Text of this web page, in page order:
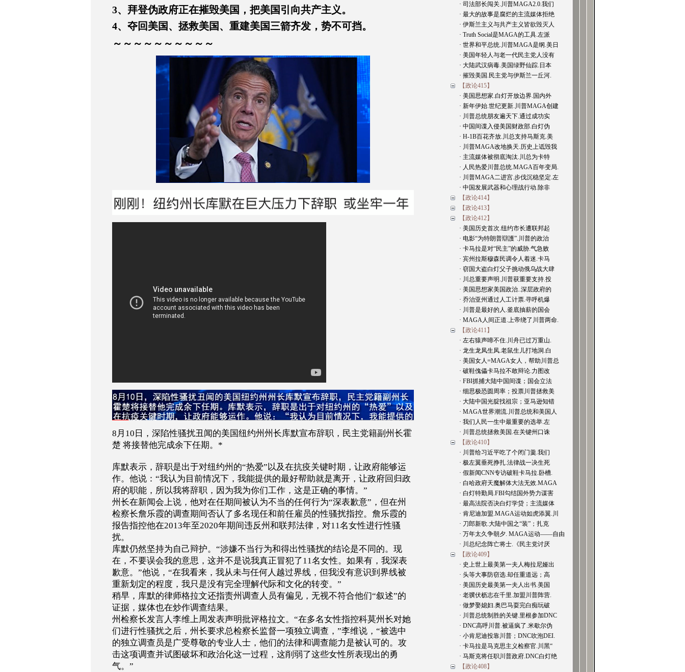
3、拜登伪政府正在摧毁美国，把美国引向共产主义。
4、夺回美国、拯救美国、重建美国三箭齐发，势不可挡。
～～～～～～～～～～
8 月 10 日，深陷性骚扰丑闻的美国纽约州州长库默宣布辞职，民主党籍副州长霍
楚 将接替他完成余下任期。 *
库默表示，辞职是出于对纽约州的“热爱”以及在抗疫关键时期，让政府能够运
作。他说： “我认为目前情况下，我能提供的最好帮助就是离开，让政府回归政
府的职能，所以我将辞职，因为我为你们工作，这是正确的事情。 ”
州长在新闻会上说，他对在任期间被认为不当的任何行为“深表歉意” ，但在州
检察长詹乐霞的调查期间否认了多名现任和前任雇员的性骚扰指控。詹乐霞的
报告指控他在2013年至2020年期间违反州和联邦法律，对11名女性进行性骚
扰。
库默仍然坚持为自己辩护。 “涉嫌不当行为和得出性骚扰的结论是不同的。现
在，不要误会我的意思，这并不是说我真正冒犯了11名女性。如果有，我深表
歉意。 ”他说， “在我看来，我从未与任何人越过界线，但我没有意识到界线被
重新划定的程度，我只是没有完全理解代际和文化的转变。 ”
稍早，库默的律师格拉文还指责州调查人员有偏见，无视不符合他们“叙述”的
证据，媒体也在炒作调查结果。
州检察长发言人李维上周发表声明批评格拉文。 “在多名女性指控科莫州长对她
们进行性骚扰之后，州长要求总检察长监督一项独立调查， ”李维说， “被选中
的独立调查员是广受尊敬的专业人士，他们的法律和调查能力是被认可的。攻
击这项调查并试图破坏和政治化这一过程，这削弱了这些女性所表现出的勇
气。 ”
· 司法部长闯关.川普MAGA2.0.我们
· 最大的故事是腐烂的主流媒体拒绝
· 伊斯兰主义与共产主义皆欲毁灭人
· Truth Social是MAGA的工具.左派
· 世界和平总统.川普MAGA是纲.美日
· 美国年轻人与老一代民主党人没有
· 大陆武汉病毒.美国绿野仙踪.日本
· 摧毁美国.民主党与伊斯兰一丘河.
【政论415】
· 美国思想家.白灯开放边界.国内外
· 新年伊始.世纪更新.川普MAGA创建
· 川普总统朋友遍天下.通过成功实
· 中国间谍入侵美国财政部.白灯伪
· H-1B百花齐放.川总支持马斯克.美
· 川普MAGA改地换天.历史上诋毁我
· 主流媒体被彻底淘汰.川总为卡特
· 人民热爱川普总统.MAGA百年变局.
· 川普MAGA二进宫.步伐沉稳坚定.左
· 中国发展武器和心理战行动.除非
【政论414】
【政论413】
【政论412】
· 美国历史首次.纽约市长遭联邦起
· 电影“为特朗普辯護”.川普的政治
· 卡马拉是对“民主”的威胁.气急败
· 宾州拉斯穆森民调令人着迷.卡马
· 窃国大盗白灯父子挑动俄乌战大肆
· 川总重要声明.川普获重要支持.投
· 美国思想家美国政治..深层政府的
· 乔治亚州通过人工计票.寻呼机爆
· 川普是最好的人.釜底抽薪的国会
· MAGA人间正道.上帝绕了川普两命.
【政论411】
· 左右猿声啼不住.川舟已过万重山.
· 龙生龙凤生凤.老鼠生儿打地洞.白
· 美国女人=MAGA女人，帮助川普总
· 破鞋傀儡卡马拉不敢辩论.力图改
· FBI抓捕大陆中国间谍；国会立法
· 细思极恐圆周率；投票川普拯救美
· 大陆中国光腚找祖宗；亚马逊知错
· MAGA世界潮流.川普总统和美国人
· 我们人民一生中最重要的选举.左
· 川普总统拯救美国.在关键州口诛
【政论410】
· 川普给习近平吃了个闭门羹.我们
· 极左翼垂死挣扎.法律战一决生死
· 假新闻CNN专访破鞋卡马拉.卧槽.
· 白哈政府天魔解体大法无效.MAGA
· 白灯特勤局.FBI勾结国外势力谋害
· 最高法院否决白灯学贷；主流媒体
· 肯尼迪加盟.MAGA运动如虎添翼.川
· 刀郎新歌.大陆中国之“装”；扎克
· 万年太久争朝夕. MAGA运动——自由
· 川总纪念阵亡将士.《民主党讨厌
【政论409】
· 史上世上最美第一夫人梅拉尼娅出
· 头等大事防窃选.却任重道远；高
· 美国历史最美第一夫人出书.美国
· 老骥伏枥志在千里.加盟川普阵营.
· 做梦娶媳妇.奥巴马耍完白痴玩破
· 川普总统制胜的关键.里根参加DNC
· DNC高呼川普.被逼疯了.米歇尔伪
· 小肯尼迪投靠川普；DNC吹泡DEI.
· 卡马拉是马克思主义检察官.川黑“
· 马斯克将任职川普政府.DNC白灯绝
【政论408】